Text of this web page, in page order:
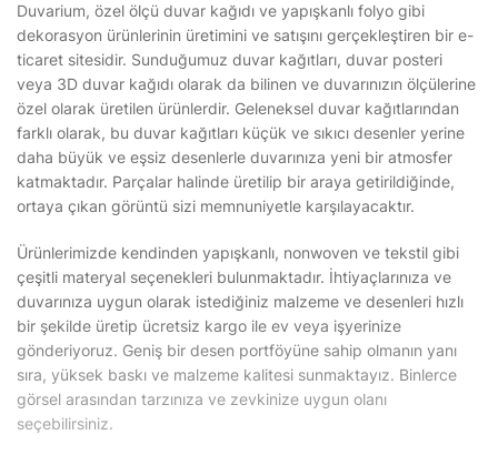
Duvarium, özel ölçü duvar kağıdı ve yapışkanlı folyo gibi
dekorasyon ürünlerinin üretimini ve satışını gerçekleştiren bir e-
ticaret sitesidir. Sunduğumuz duvar kağıtları, duvar posteri
veya 3D duvar kağıdı olarak da bilinen ve duvarınızın ölçülerine
özel olarak üretilen ürünlerdir. Geleneksel duvar kağıtlarından
farklı olarak, bu duvar kağıtları küçük ve sıkıcı desenler yerine
daha büyük ve eşsiz desenlerle duvarınıza yeni bir atmosfer
katmaktadır. Parçalar halinde üretilip bir araya getirildiğinde,
ortaya çıkan görüntü sizi memnuniyetle karşılayacaktır.
Ürünlerimizde kendinden yapışkanlı, nonwoven ve tekstil gibi
çeşitli materyal seçenekleri bulunmaktadır. İhtiyaçlarınıza ve
duvarınıza uygun olarak istediğiniz malzeme ve desenleri hızlı
bir şekilde üretip ücretsiz kargo ile ev veya işyerinize
gönderiyoruz. Geniş bir desen portföyüne sahip olmanın yanı
sıra, yüksek baskı ve malzeme kalitesi sunmaktayız. Binlerce
görsel arasından tarzınıza ve zevkinize uygun olanı
seçebilirsiniz.